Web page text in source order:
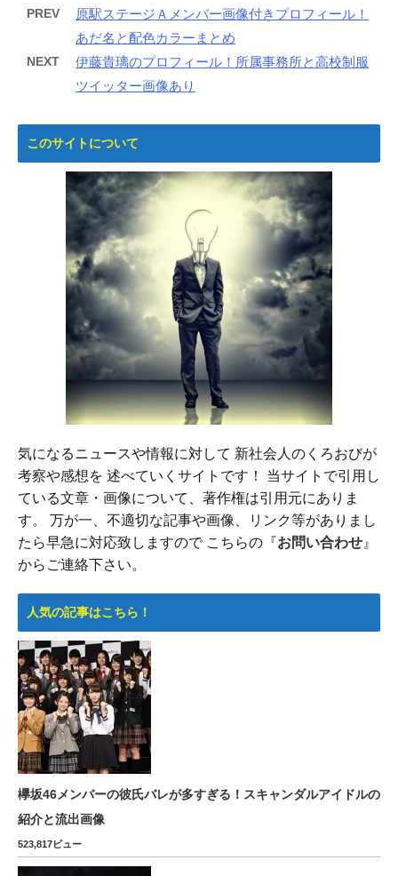
PREV
原駅ステージＡメンバー画像付きプロフィール！
あだ名と配色カラーまとめ
NEXT
伊藤貴璃のプロフィール！所属事務所と高校制服
ツイッター画像あり
このサイトについて
気になるニュースや情報に対して 新社会人のくろおびが
考察や感想を 述べていくサイトです！ 当サイトで引用し
ている文章・画像について、著作権は引用元にありま
す。 万が一、不適切な記事や画像、リンク等がありまし
たら早急に対応致しますので こちらの『 お問い合わせ』
からご連絡下さい。
人気の記事はこちら！
欅坂46メンバーの彼氏バレが多すぎる！スキャンダルアイドルの
紹介と流出画像
523,817ビュー